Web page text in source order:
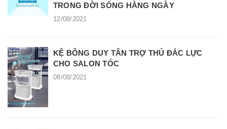
TRONG ĐỜI SỐNG HẰNG NGÀY
12/08/2021
KỆ BÔNG DUY TÂN TRỢ THỦ ĐẮC LỰC
CHO SALON TÓC
08/08/2021